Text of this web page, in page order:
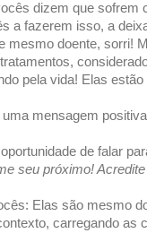
dizem que sofrem
a fazerem isso, a
mesmo doente, sorri!
pela vida! Elas
mensagem
de falar
seu próximo!
Elas são mesmo
carregando as